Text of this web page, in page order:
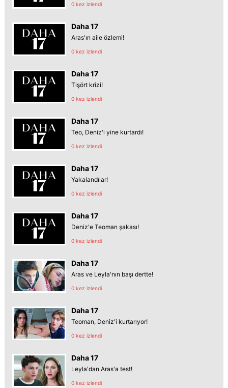
0 kez izlendi
Daha 17
Aras'ın aile özlemi!
0 kez izlendi
Daha 17
Tişört krizi!
0 kez izlendi
Daha 17
Teo, Deniz'i yine kurtardı!
0 kez izlendi
Daha 17
Yakalandılar!
0 kez izlendi
Daha 17
Deniz'e Teoman şakası!
0 kez izlendi
Daha 17
Aras ve Leyla'nın başı dertte!
0 kez izlendi
Daha 17
Teoman, Deniz'i kurtarıyor!
0 kez izlendi
Daha 17
Leyla'dan Aras'a test!
0 kez izlendi